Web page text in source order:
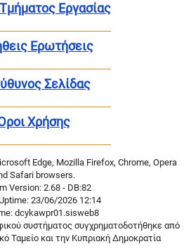
Εργασίας
Ερωτήσεις
Σελίδας
Χρήσης
Edge, Mozilla Firefox, Chrome, Opera
Safari browsers.
Version: 2.68 - DB:82
23/06/2026 12:14
dcykawpr01.sisweb8
συστήματος συγχρηματοδοτήθηκε από
Ταμείο και την Κυπριακή Δημοκρατία